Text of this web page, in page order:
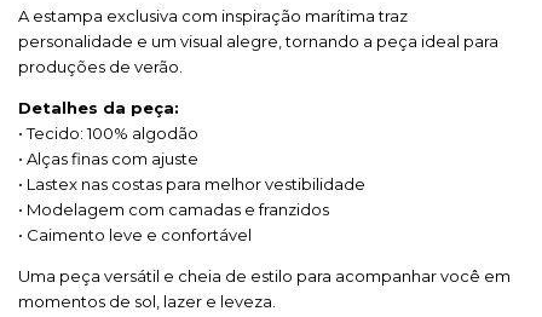
A estampa exclusiva com inspiração marítima traz
personalidade e um visual alegre, tornando a peça ideal para
produções de verão.
Detalhes da peça:
• Tecido: 100% algodão
• Alças finas com ajuste
• Lastex nas costas para melhor vestibilidade
• Modelagem com camadas e franzidos
• Caimento leve e confortável
Uma peça versátil e cheia de estilo para acompanhar você em
momentos de sol, lazer e leveza.